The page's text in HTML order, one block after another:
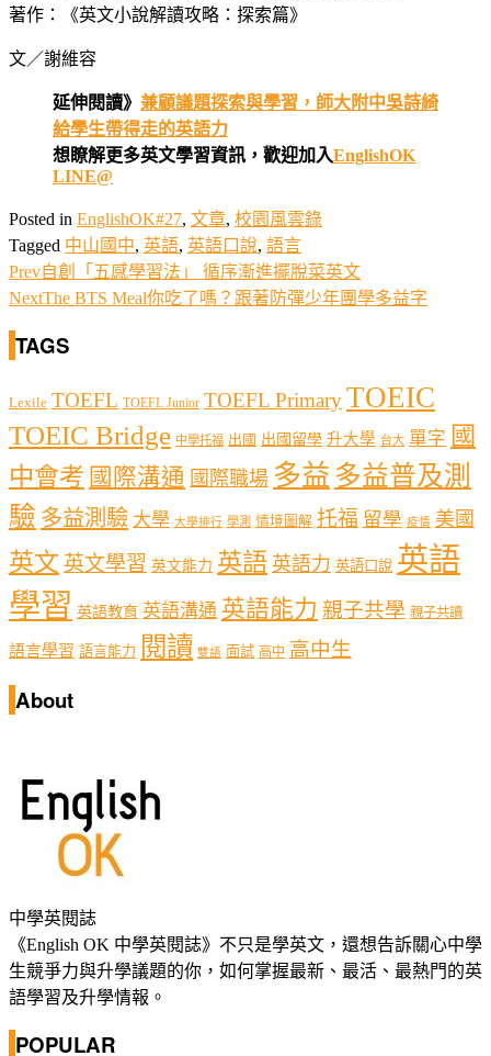
著作：《英文小說解讀攻略：探索篇》
文／謝維容
延伸閱讀》 兼顧議題探索與學習，師大附中吳詩綺
給學生帶得走的英語力
想瞭解更多英文學習資訊，歡迎加入EnglishOK
LINE@
Posted in EnglishOK#27, 文章, 校園風雲錄
Tagged 中山國中, 英語, 英語口說, 語言
Prev自創「五感學習法」 循序漸進擺脫菜英文
NextThe BTS Meal你吃了嗎？跟著防彈少年團學多益字
TAGS
Lexile TOEFL TOEFL Junior TOEFL PrimaryTOEIC
TOEIC Bridge 中學托福 出國 出國留學 升大學 台大 單字 國
中會考 國際溝通 國際職場 多益 多益普及測
驗 多益測驗 大學 大學排行 學測 情境圖解 托福 留學 疫情 美國
英文 英文學習 英文能力 英語 英語力 英語口說 英語
學習 英語教育 英語溝通 英語能力 親子共學 親子共讀
語言學習 語言能力 閱讀 雙語 面試 高中 高中生
About
中學英閱誌
《English OK 中學英閱誌》不只是學英文，還想告訴關心中學
生競爭力與升學議題的你，如何掌握最新、最活、最熱門的英
語學習及升學情報。
POPULAR